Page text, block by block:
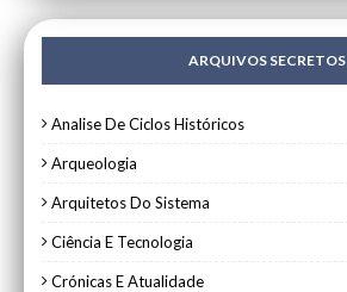
ARQUIVOS SECRETOS
Analise De Ciclos Históricos
Arqueologia
Arquitetos Do Sistema
Ciência E Tecnologia
Crónicas E Atualidade